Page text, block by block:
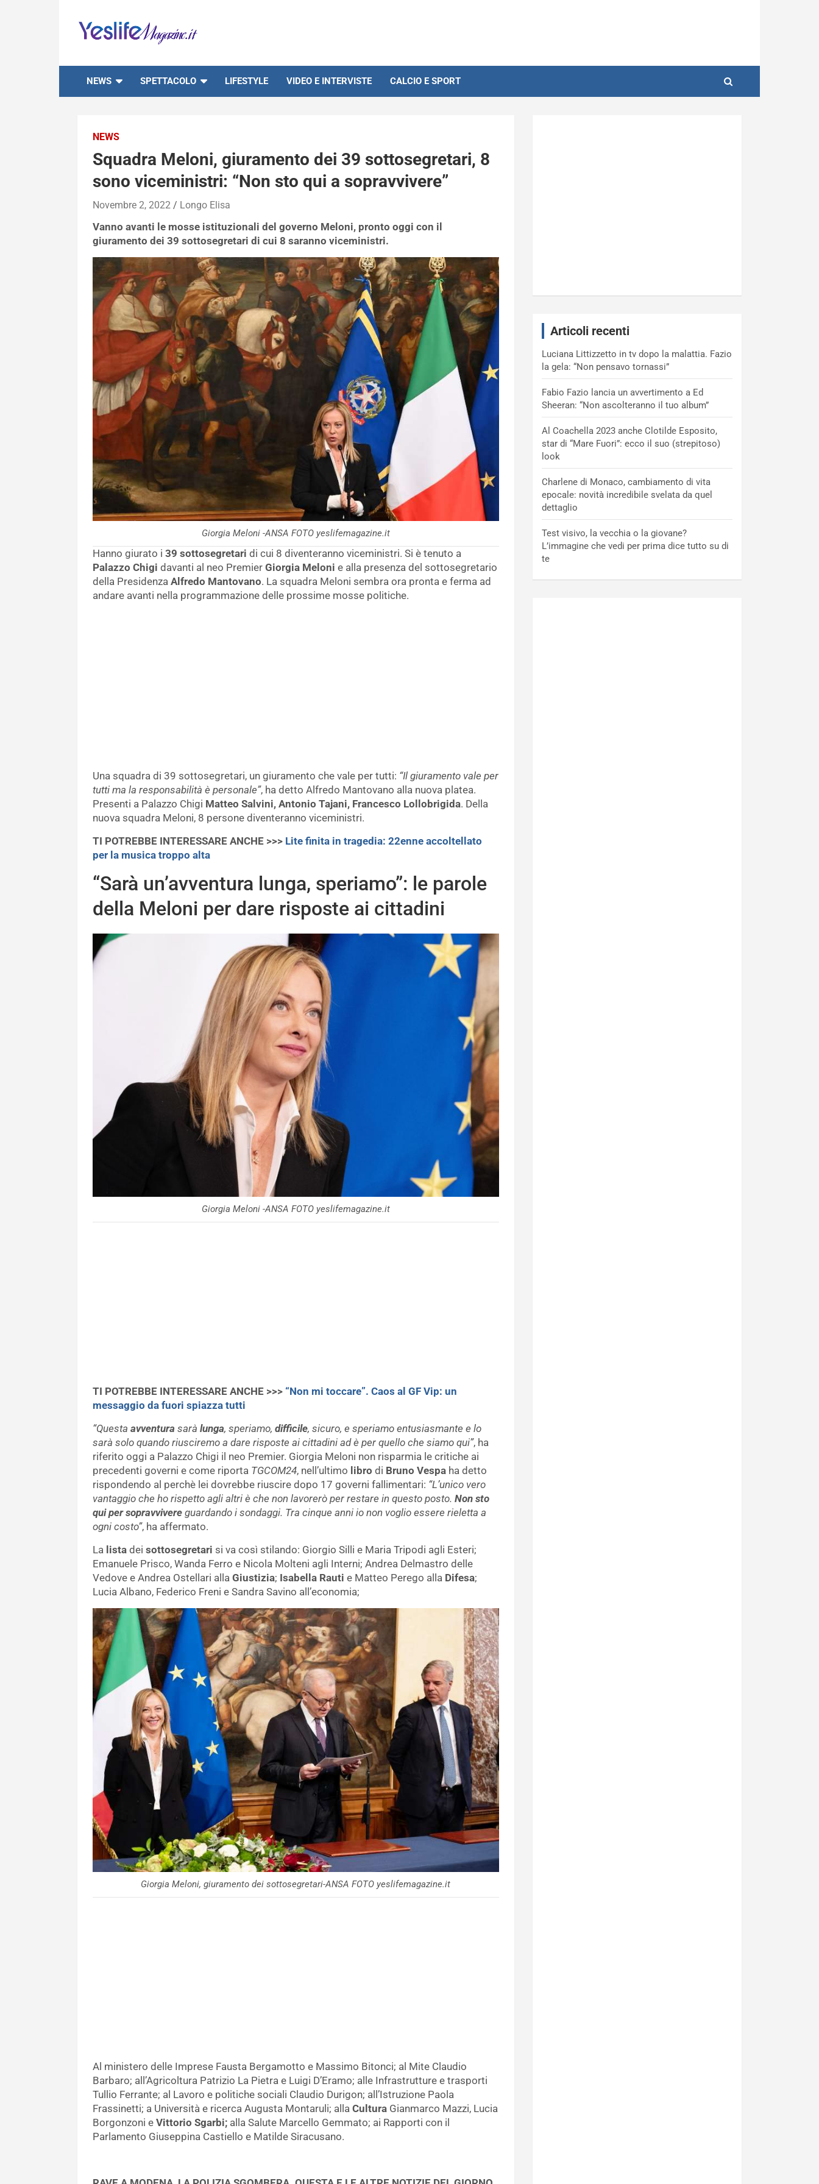
content
NEWS SPETTACOLO LIFESTYLE VIDEO E INTERVISTE CALCIO E SPORT
NEWS
Squadra Meloni, giuramento dei 39 sottosegretari, 8
sono viceministri: “Non sto qui a sopravvivere”
Novembre 2, 2022 Longo Elisa
Vanno avanti le mosse istituzionali del governo Meloni, pronto oggi con il
giuramento dei 39 sottosegretari di cui 8 saranno viceministri.
Giorgia Meloni -ANSA FOTO yeslifemagazine.it
Hanno giurato i 39 sottosegretari di cui 8 diventeranno viceministri. Si è tenuto a
Palazzo Chigi davanti al neo Premier Giorgia Meloni e alla presenza del sottosegretario
della Presidenza Alfredo Mantovano. La squadra Meloni sembra ora pronta e ferma ad
andare avanti nella programmazione delle prossime mosse politiche.
Una squadra di 39 sottosegretari, un giuramento che vale per tutti: “Il giuramento vale per
tutti ma la responsabilità è personale”, ha detto Alfredo Mantovano alla nuova platea.
Presenti a Palazzo Chigi Matteo Salvini, Antonio Tajani, Francesco Lollobrigida. Della
nuova squadra Meloni, 8 persone diventeranno viceministri.
TI POTREBBE INTERESSARE ANCHE >>> Lite finita in tragedia: 22enne accoltellato
per la musica troppo alta
“Sarà un’avventura lunga, speriamo”: le parole
della Meloni per dare risposte ai cittadini
Giorgia Meloni -ANSA FOTO yeslifemagazine.it
TI POTREBBE INTERESSARE ANCHE >>> “Non mi toccare”. Caos al GF Vip: un
messaggio da fuori spiazza tutti
“Questa avventura sarà lunga, speriamo, difficile, sicuro, e speriamo entusiasmante e lo
sarà solo quando riusciremo a dare risposte ai cittadini ad è per quello che siamo qui”, ha
riferito oggi a Palazzo Chigi il neo Premier. Giorgia Meloni non risparmia le critiche ai
precedenti governi e come riporta TGCOM24, nell’ultimo libro di Bruno Vespa ha detto
rispondendo al perchè lei dovrebbe riuscire dopo 17 governi fallimentari: “L’unico vero
vantaggio che ho rispetto agli altri è che non lavorerò per restare in questo posto. Non sto
qui per sopravvivere guardando i sondaggi. Tra cinque anni io non voglio essere rieletta a
ogni costo”, ha affermato.
La lista dei sottosegretari si va così stilando: Giorgio Silli e Maria Tripodi agli Esteri;
Emanuele Prisco, Wanda Ferro e Nicola Molteni agli Interni; Andrea Delmastro delle
Vedove e Andrea Ostellari alla Giustizia; Isabella Rauti e Matteo Perego alla Difesa;
Lucia Albano, Federico Freni e Sandra Savino all’economia;
Giorgia Meloni, giuramento dei sottosegretari-ANSA FOTO yeslifemagazine.it
Al ministero delle Imprese Fausta Bergamotto e Massimo Bitonci; al Mite Claudio
Barbaro; all’Agricoltura Patrizio La Pietra e Luigi D’Eramo; alle Infrastrutture e trasporti
Tullio Ferrante; al Lavoro e politiche sociali Claudio Durigon; all’Istruzione Paola
Frassinetti; a Università e ricerca Augusta Montaruli; alla Cultura Gianmarco Mazzi, Lucia
Borgonzoni e Vittorio Sgarbi; alla Salute Marcello Gemmato; ai Rapporti con il
Parlamento Giuseppina Castiello e Matilde Siracusano.
Articoli recenti
Luciana Littizzetto in tv dopo la malattia. Fazio
la gela: “Non pensavo tornassi”
Fabio Fazio lancia un avvertimento a Ed
Sheeran: “Non ascolteranno il tuo album”
Al Coachella 2023 anche Clotilde Esposito,
star di “Mare Fuori”: ecco il suo (strepitoso)
look
Charlene di Monaco, cambiamento di vita
epocale: novità incredibile svelata da quel
dettaglio
Test visivo, la vecchia o la giovane?
L’immagine che vedi per prima dice tutto su di
te